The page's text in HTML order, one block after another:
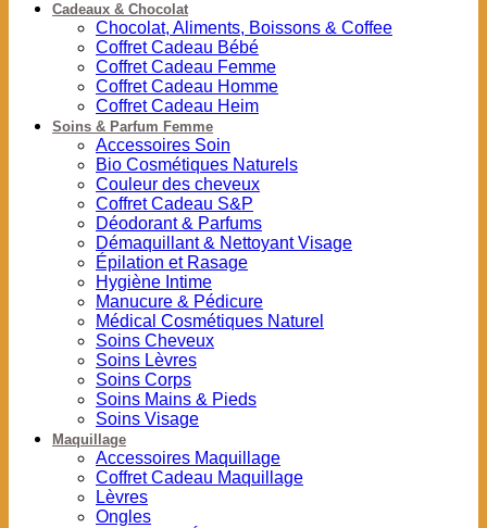
Cadeaux & Chocolat
Chocolat, Aliments, Boissons & Coffee
Coffret Cadeau Bébé
Coffret Cadeau Femme
Coffret Cadeau Homme
Coffret Cadeau Heim
Soins & Parfum Femme
Accessoires Soin
Bio Cosmétiques Naturels
Couleur des cheveux
Coffret Cadeau S&P
Déodorant & Parfums
Démaquillant & Nettoyant Visage
Épilation et Rasage
Hygiène Intime
Manucure & Pédicure
Médical Cosmétiques Naturel
Soins Cheveux
Soins Lèvres
Soins Corps
Soins Mains & Pieds
Soins Visage
Maquillage
Accessoires Maquillage
Coffret Cadeau Maquillage
Lèvres
Ongles